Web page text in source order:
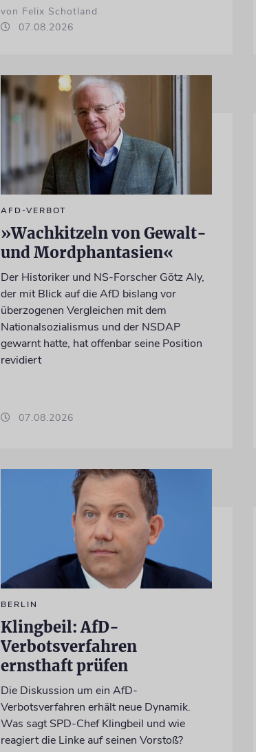
von Felix Schotland
07.08.2026
AFD-VERBOT
»Wachkitzeln von Gewalt-
und Mordphantasien«
Der Historiker und NS-Forscher Götz Aly,
der mit Blick auf die AfD bislang vor
überzogenen Vergleichen mit dem
Nationalsozialismus und der NSDAP
gewarnt hatte, hat offenbar seine Position
revidiert
07.08.2026
BERLIN
Klingbeil: AfD-
Verbotsverfahren
ernsthaft prüfen
Die Diskussion um ein AfD-
Verbotsverfahren erhält neue Dynamik.
Was sagt SPD-Chef Klingbeil und wie
reagiert die Linke auf seinen Vorstoß?